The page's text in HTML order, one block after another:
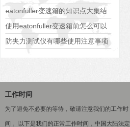
操作和换挡？
eatonfuller变速箱的知识点大集结
使用eatonfuller变速箱前怎么可以
不了解这些！
防夹力测试仪有哪些使用注意事项
工作时间
为了避免不必要的等待，敬请注意我们的工作时
间 。以下是我们的正常工作时间，中国大陆法定